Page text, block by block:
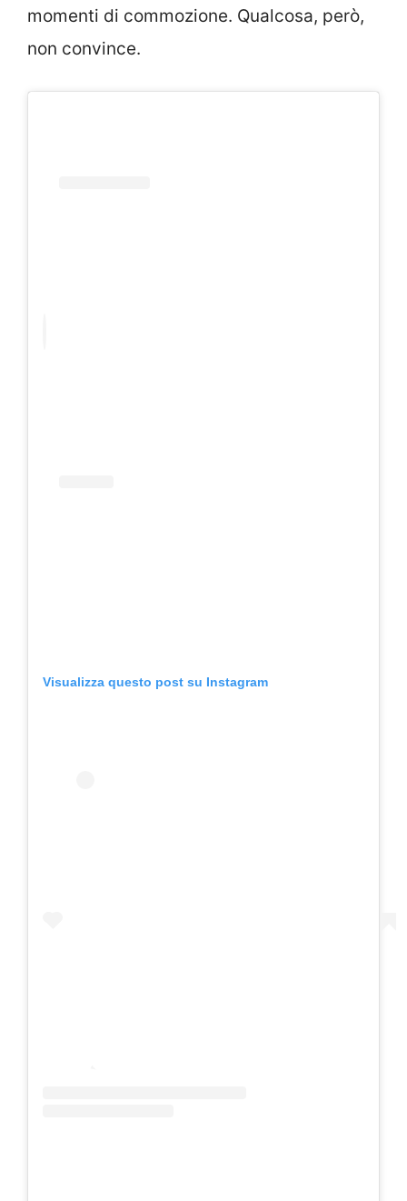
momenti di commozione. Qualcosa, però,
non convince.
Visualizza questo post su Instagram